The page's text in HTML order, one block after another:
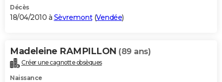
Décès
18/04/2010 à Sèvremont(Vendée)
Madeleine RAMPILLON (89 ans)
Créer une cagnotte obsèques
Naissance